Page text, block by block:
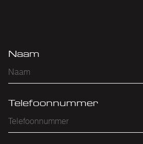
Naam
Telefoonnummer